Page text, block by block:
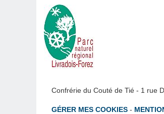
Confrérie du Couté de Tié - 1 rue
GÉRER MES COOKIES -